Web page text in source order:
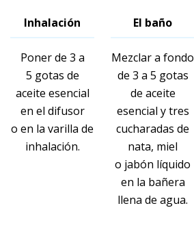
Inhalación
Poner de 3 a
5 gotas de
aceite esencial
en el difusor
o en la varilla de
inhalación.
El baño
Mezclar a fondo
de 3 a 5 gotas
de aceite
esencial y tres
cucharadas de
nata, miel
o jabón líquido
en la bañera
llena de agua.